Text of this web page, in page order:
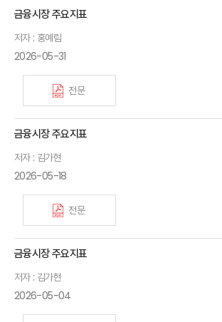
금융시장 주요지표
저자 : 홍예림
2026-05-31
전문
금융시장 주요지표
저자 : 김가현
2026-05-18
전문
금융시장 주요지표
저자 : 김가현
2026-05-04